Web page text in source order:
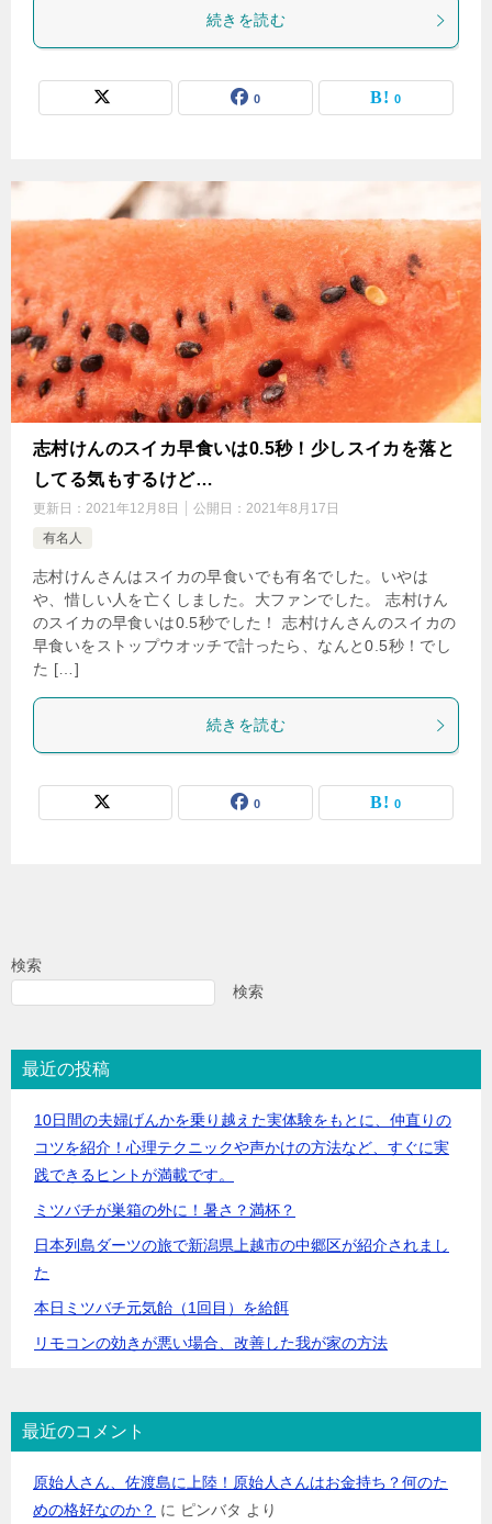
続きを読む
0 0
志村けんのスイカ早食いは0.5秒！少しスイカを落と
してる気もするけど…
更新日： 2021年12月8日 公開日： 2021年8月17日
有名人
志村けんさんはスイカの早食いでも有名でした。いやは
や、惜しい人を亡くしました。大ファンでした。 志村けん
のスイカの早食いは0.5秒でした！ 志村けんさんのスイカの
早食いをストップウオッチで計ったら、なんと0.5秒！でし
た […]
続きを読む
0 0
検索
検索
最近の投稿
10日間の夫婦げんかを乗り越えた実体験をもとに、仲直りの
コツを紹介！心理テクニックや声かけの方法など、すぐに実
践できるヒントが満載です。
ミツバチが巣箱の外に！暑さ？満杯？
日本列島ダーツの旅で新潟県上越市の中郷区が紹介されまし
た
本日ミツバチ元気飴（1回目）を給餌
リモコンの効きが悪い場合、改善した我が家の方法
最近のコメント
原始人さん、佐渡島に上陸！原始人さんはお金持ち？何のた
めの格好なのか？ に ピンバタ より